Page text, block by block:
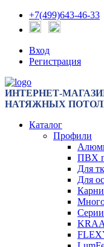
+7(499)643-46-33
Вход
Регистрация
ИНТЕРНЕТ-
НАТЯЖНЫХ
Каталог
Профили
ПВХ
Для
Для